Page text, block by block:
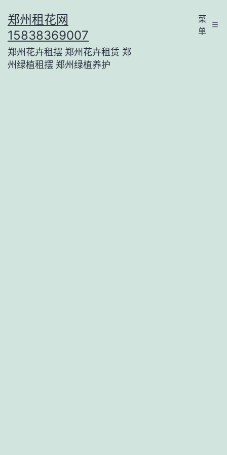
至
内
容
郑州租花网
15838369007
郑州花卉租摆 郑州花卉租赁 郑
州绿植租摆 郑州绿植养护
菜
单